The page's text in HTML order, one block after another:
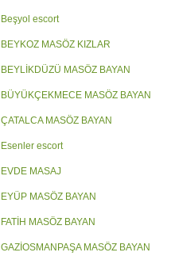
Beşyol escort
BEYKOZ MASÖZ KIZLAR
BEYLİKDÜZÜ MASÖZ BAYAN
BÜYÜKÇEKMECE MASÖZ BAYAN
ÇATALCA MASÖZ BAYAN
Esenler escort
EVDE MASAJ
EYÜP MASÖZ BAYAN
FATİH MASÖZ BAYAN
GAZİOSMANPAŞA MASÖZ BAYAN